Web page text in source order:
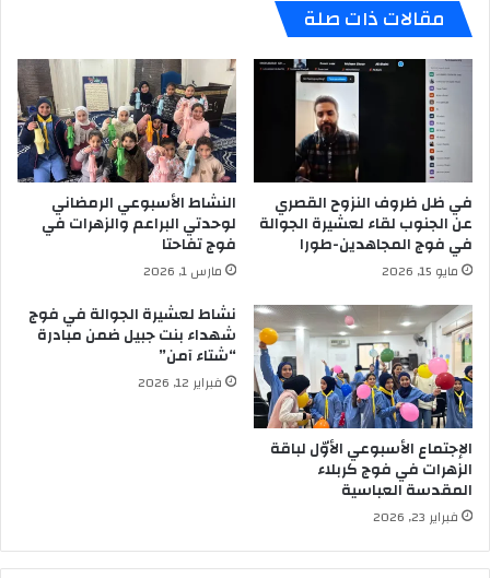
مقالات ذات صلة
في ظل ظروف النزوح القصري
عن الجنوب لقاء لعشيرة الجوالة
في فوج المجاهدين-طورا
مايو 15, 2026
النشاط الأسبوعي الرمضاني
لوحدتي البراعم والزهرات في
فوج تفاحتا
مارس 1, 2026
الإجتماع الأسبوعي الأوّل لباقة
الزهرات في فوج كربلاء
المقدسة العباسية
فبراير 23, 2026
نشاط لعشيرة الجوالة في فوج
شهداء بنت جبيل ضمن مبادرة
“شتاء آمن”
فبراير 12, 2026